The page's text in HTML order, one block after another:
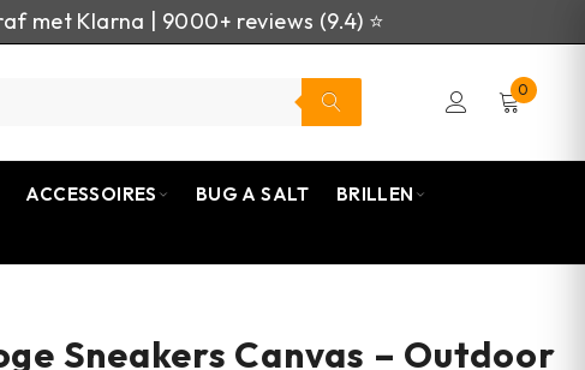
met Klarna | 9000+ reviews (9.4) ⭐
0
ACCESSOIRES BUG A SALT
BRILLEN
Sneakers Canvas – Outdoor